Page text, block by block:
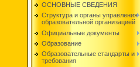
ОСНОВНЫЕ СВЕДЕНИЯ
Структура и органы управления
образовательной организацией
Официальные документы
Образование
Образовательные стандарты и
требования